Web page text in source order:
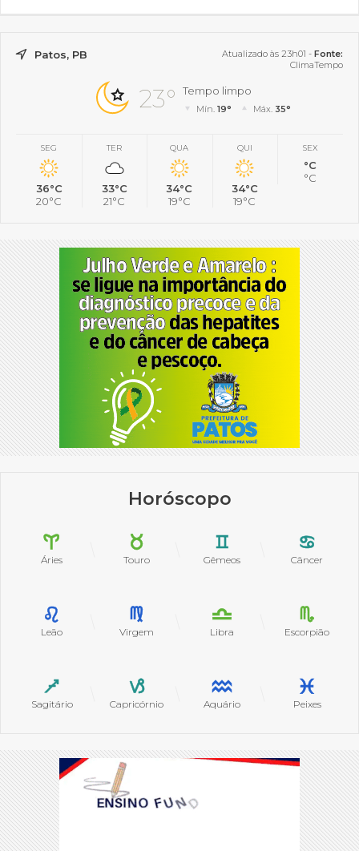
Patos, PB Atualizado às 23h01 - Fonte:
ClimaTempo
23° Tempo limpo
Mín.19° Máx. 35°
SEG
36°C
20°C
TER
33°C
21°C
QUA
34°C
19°C
QUI
34°C
19°C
SEX
°C
°C
Horóscopo
Áries Touro Gêmeos Câncer
Leão Virgem Libra Escorpião
Sagitário Capricórnio Aquário Peixes